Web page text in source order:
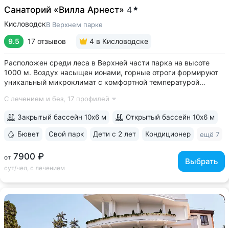
Санаторий «Вилла Арнест» 4
КисловодскВ Верхнем парке
9.5 17 отзывов 4 в Кисловодске
Расположен среди леса в Верхней части парка на высоте
1000 м. Воздух насыщен ионами, горные отроги формируют
уникальный микроклимат с комфортной температурой
№ 2Б Кисловодского парка • Один из лучших вариантов для
С лечением и без, 17 профилей
от 7900 ₽
сут/чел, с лечением
Выбрать
Закрытый бассейн 10х6 м Открытый бассейн 10х6 м
Бювет Свой парк Дети с 2 лет Кондиционер ещё 7